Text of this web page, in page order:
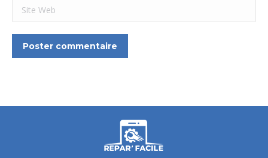
Site Web
Poster commentaire